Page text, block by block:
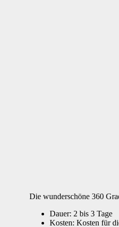
Die wunderschöne 360
Dauer: 2 bis 3 Tage
Kosten: Kosten für